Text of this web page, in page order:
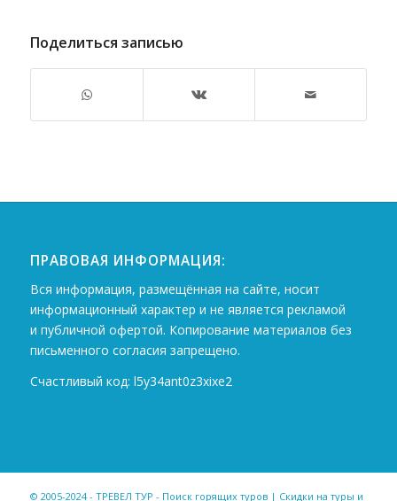
Поделиться записью
ПРАВОВАЯ ИНФОРМАЦИЯ:
Вся информация, размещённая на сайте, носит
информационный характер и не является рекламой
и публичной офертой. Копирование материалов без
письменного согласия запрещено.
Счастливый код: l5y34ant0z3xixe2
© 2005-2024 - ТРЕВЕЛ ТУР - Поиск горящих туров | Скидки на туры и